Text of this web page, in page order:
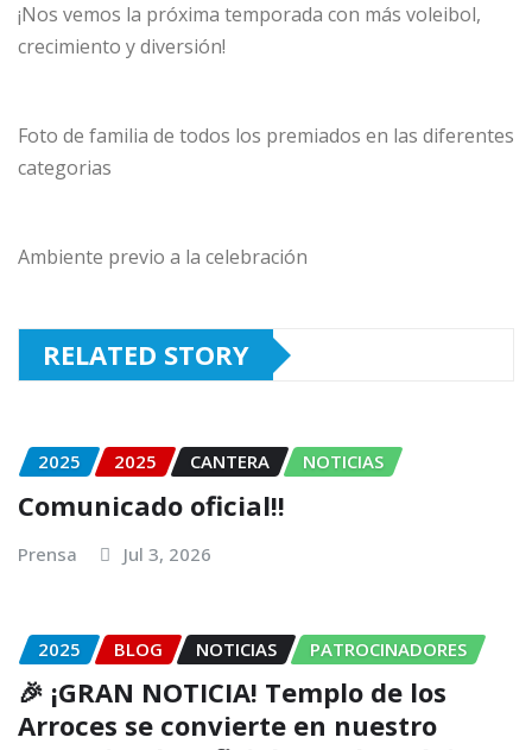
¡Nos vemos la próxima temporada con más voleibol,
crecimiento y diversión!
Foto de familia de todos los premiados en las diferentes
categorias
Ambiente previo a la celebración
RELATED STORY
2025 2025 CANTERA NOTICIAS
Comunicado oficial!!
Prensa Jul 3, 2026
2025 BLOG NOTICIAS PATROCINADORES
🎉 ¡GRAN NOTICIA! Templo de los
Arroces se convierte en nuestro